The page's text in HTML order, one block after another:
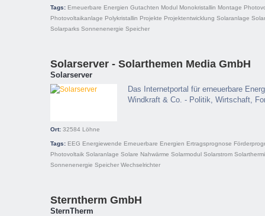
Tags: Erneuerbare Energien Gutachten Modul Monokristallin Montage
Photovoltaikanlage Polykristallin Projekte Projektentwicklung Solaranlage
Solarparks Sonnenenergie Speicher
Solarserver - Solarthemen Media GmbH
Solarserver
Das Internetportal für erneuerbare
Windkraft & Co. - Politik, Wirtschaft,
Ort: 32584 Löhne
Tags: EEG Energiewende Erneuerbare Energien Ertragsprognose
Photovoltaik Solaranlage Solare Nahwärme Solarmodul Solarstrom
Sonnenenergie Speicher Wechselrichter
Sterntherm GmbH
SternTherm